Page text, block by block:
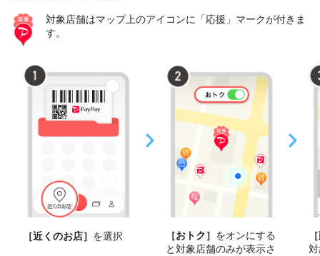
対象店舗はマップ上のアイコンに「応援」マークが付きま
す。
［近くのお店］ を選択 ［おトク］ をオンにする
と対象店舗のみが表示さ